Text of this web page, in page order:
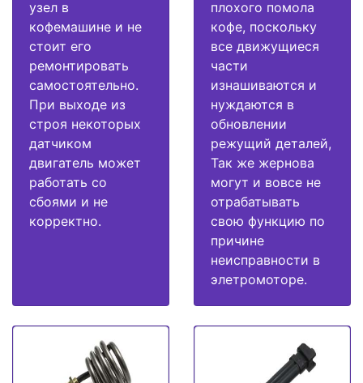
узел в
кофемашине и не
стоит его
ремонтировать
самостоятельно.
При выходе из
строя некоторых
датчиком
двигатель может
работать со
сбоями и не
корректно.
плохого помола
кофе, поскольку
все движущиеся
части
изнашиваются и
нуждаются в
обновлении
режущий деталей,
Так же жернова
могут и вовсе не
отрабатывать
свою функцию по
причине
неисправности в
элетромоторе.